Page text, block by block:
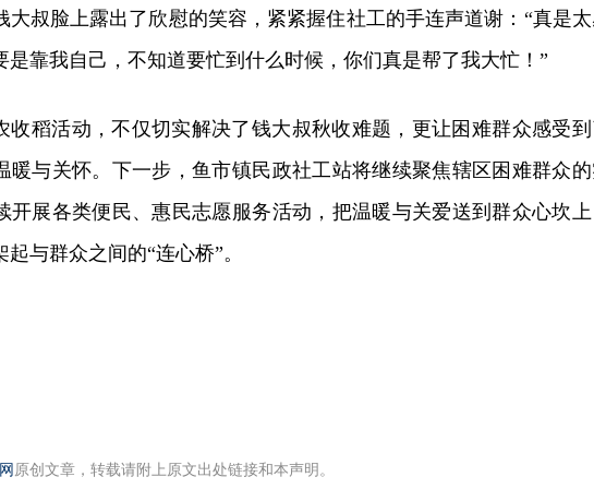
大叔脸上露出了欣慰的笑容，紧紧握住社工的手连声道谢：“真是
是靠我自己，不知道要忙到什么时候，你们真是帮了我大忙！”
收稻活动，不仅切实解决了钱大叔秋收难题，更让困难群众感受到
暖与关怀。下一步，鱼市镇民政社工站将继续聚焦辖区困难群众
开展各类便民、惠民志愿服务活动，把温暖与关爱送到群众心坎上
与群众之间的“连心桥”。
原创文章，转载请附上原文出处链接和本声明。